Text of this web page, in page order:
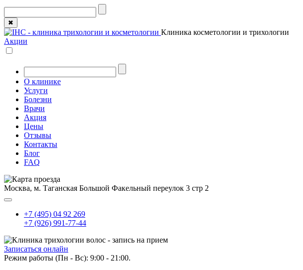
✖
Клиника косметологии и трихологии
Акции
О клинике
Услуги
Болезни
Врачи
Акция
Цены
Отзывы
Контакты
Блог
FAQ
Москва, м. Таганская Большой Факельный переулок 3 стр 2
+7 (495) 04 92 269
+7 (926) 991-77-44
Записаться онлайн
Режим работы (Пн - Вс): 9:00 - 21:00.